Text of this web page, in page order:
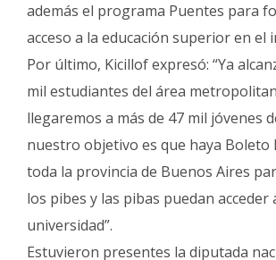
además el programa Puentes para
acceso a la educación superior en el
Por último, Kicillof expresó: “Ya
mil estudiantes del área
llegaremos a más de 47 mil jóvenes
nuestro objetivo es que haya Boleto
toda la provincia de Buenos Aires
los pibes y las pibas puedan acceder
universidad”.
Estuvieron presentes la diputada